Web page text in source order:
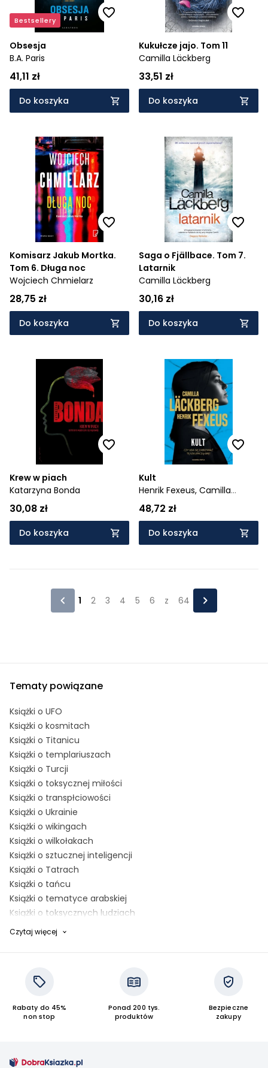
Bestsellery
Obsesja
B.A. Paris
41,11 zł
Do koszyka
Kukułcze jajo. Tom 11
Camilla Läckberg
33,51 zł
Do koszyka
Komisarz Jakub Mortka.
Tom 6. Długa noc
Wojciech Chmielarz
28,75 zł
Do koszyka
Saga o Fjällbace. Tom 7.
Latarnik
Camilla Läckberg
30,16 zł
Do koszyka
Krew w piach
Katarzyna Bonda
30,08 zł
Do koszyka
Kult
Henrik Fexeus, Camilla
Läckberg
48,72 zł
Do koszyka
1 2 3 4 5 6 z 64
Tematy powiązane
Książki o UFO
Książki o kosmitach
Książki o Titanicu
Książki o templariuszach
Książki o Turcji
Książki o toksycznej miłości
Książki o transpłciowości
Książki o Ukrainie
Książki o wikingach
Książki o wilkołakach
Książki o sztucznej inteligencji
Książki o Tatrach
Książki o tańcu
Książki o tematyce arabskiej
Książki o toksycznych ludziach
Książki o tematyce wojennej
Książki o syrenach
Książki o stresie
Książki o robotach
Czytaj więcej
Rabaty do 45%
non stop
Ponad 200 tys.
produktów
Bezpieczne
zakupy